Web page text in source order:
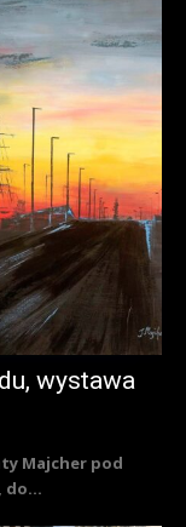
wystawa
Majcher pod
do...